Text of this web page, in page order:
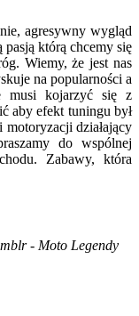
agresywny wygląd
pasją którą chcemy się
Wiemy, że jest nas
na popularności a
musi kojarzyć się z
aby efekt tuningu był
motoryzacji działający
do wspólnej
Zabawy, która
- Moto Legendy